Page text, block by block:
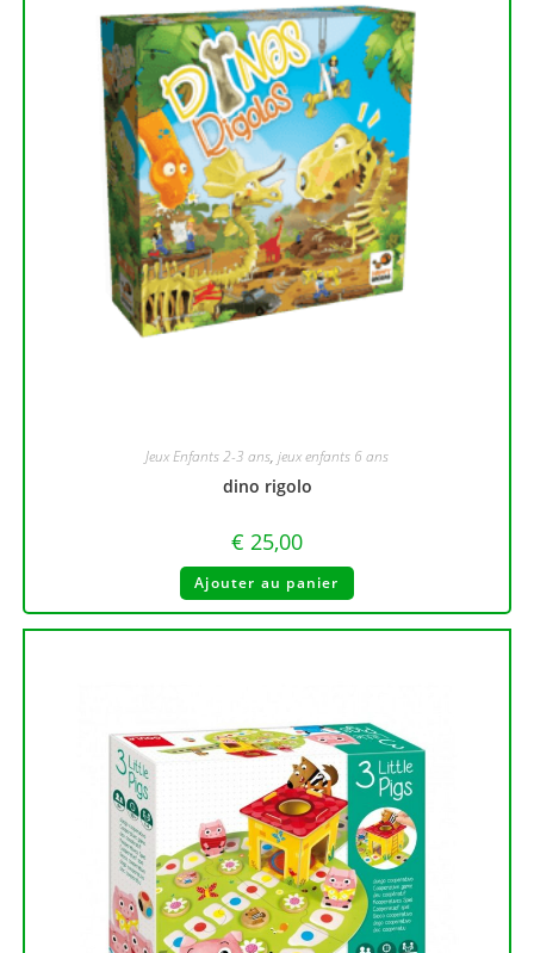
Jeux Enfants 2-3 ans, jeux enfants 6 ans
dino rigolo
€ 25,00
Ajouter au panier